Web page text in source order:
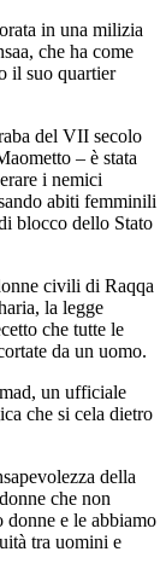
in una milizia
che ha come
il suo quartier
del VII secolo
– è stata
i nemici
abiti femminili
blocco dello Stato
civili di Raqqa
la legge
che tutte le
da un uomo.
un ufficiale
che si cela dietro
della
che non
donne e le abbiamo
tra uomini e